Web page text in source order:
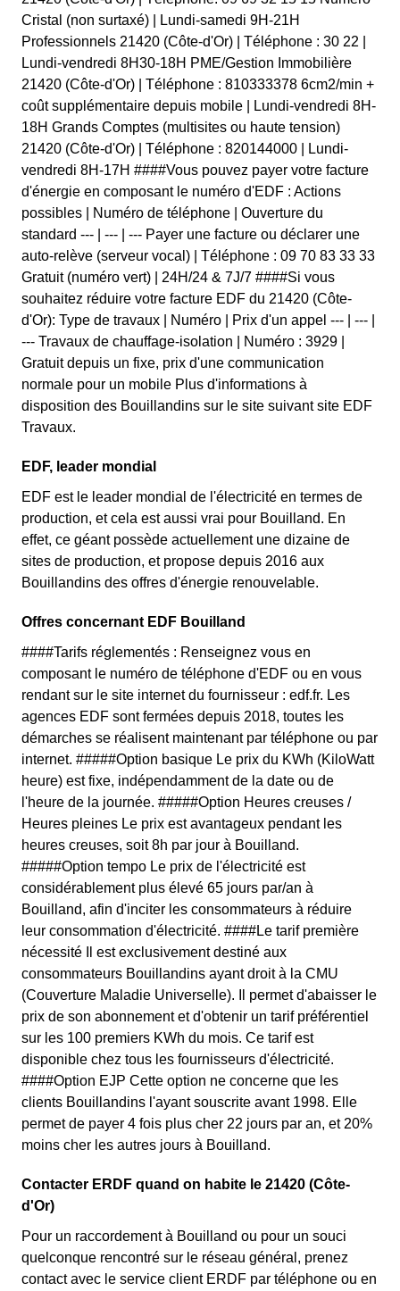
Cristal (non surtaxé) | Lundi-samedi 9H-21H
Professionnels 21420 (Côte-d'Or) | Téléphone : 30 22 |
Lundi-vendredi 8H30-18H PME/Gestion Immobilière
21420 (Côte-d'Or) | Téléphone : 810333378 6cm2/min +
coût supplémentaire depuis mobile | Lundi-vendredi 8H-
18H Grands Comptes (multisites ou haute tension)
21420 (Côte-d'Or) | Téléphone : 820144000 | Lundi-
vendredi 8H-17H ####Vous pouvez payer votre facture
d'énergie en composant le numéro d'EDF : Actions
possibles | Numéro de téléphone | Ouverture du
standard --- | --- | --- Payer une facture ou déclarer une
auto-relève (serveur vocal) | Téléphone : 09 70 83 33 33
Gratuit (numéro vert) | 24H/24 & 7J/7 ####Si vous
souhaitez réduire votre facture EDF du 21420 (Côte-
d'Or): Type de travaux | Numéro | Prix d'un appel --- | --- |
--- Travaux de chauffage-isolation | Numéro : 3929 |
Gratuit depuis un fixe, prix d'une communication
normale pour un mobile Plus d'informations à
disposition des Bouillandins sur le site suivant site EDF
Travaux.
EDF, leader mondial
EDF est le leader mondial de l'électricité en termes de
production, et cela est aussi vrai pour Bouilland. En
effet, ce géant possède actuellement une dizaine de
sites de production, et propose depuis 2016 aux
Bouillandins des offres d'énergie renouvelable.
Offres concernant EDF Bouilland
####Tarifs réglementés : Renseignez vous en
composant le numéro de téléphone d'EDF ou en vous
rendant sur le site internet du fournisseur : edf.fr. Les
agences EDF sont fermées depuis 2018, toutes les
démarches se réalisent maintenant par téléphone ou par
internet. #####Option basique Le prix du KWh (KiloWatt
heure) est fixe, indépendamment de la date ou de
l'heure de la journée. #####Option Heures creuses /
Heures pleines Le prix est avantageux pendant les
heures creuses, soit 8h par jour à Bouilland.
#####Option tempo Le prix de l'électricité est
considérablement plus élevé 65 jours par/an à
Bouilland, afin d'inciter les consommateurs à réduire
leur consommation d'électricité. ####Le tarif première
nécessité Il est exclusivement destiné aux
consommateurs Bouillandins ayant droit à la CMU
(Couverture Maladie Universelle). Il permet d'abaisser le
prix de son abonnement et d'obtenir un tarif préférentiel
sur les 100 premiers KWh du mois. Ce tarif est
disponible chez tous les fournisseurs d'électricité.
####Option EJP Cette option ne concerne que les
clients Bouillandins l'ayant souscrite avant 1998. Elle
permet de payer 4 fois plus cher 22 jours par an, et 20%
moins cher les autres jours à Bouilland.
Contacter ERDF quand on habite le 21420 (Côte-
d'Or)
Pour un raccordement à Bouilland ou pour un souci
quelconque rencontré sur le réseau général, prenez
contact avec le service client ERDF par téléphone ou en